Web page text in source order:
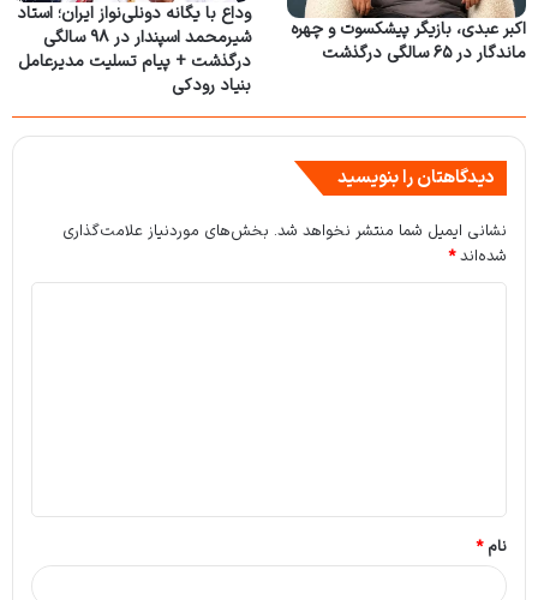
اکبر عبدی، بازیگر پیشکسوت و چهره
ماندگار در ۶۵ سالگی درگذشت
وداع با یگانه دونلی‌نواز ایران؛ استاد
شیرمحمد اسپندار در ۹۸ سالگی
درگذشت + پیام تسلیت مدیرعامل
بنیاد رودکی
دیدگاهتان را بنویسید
نشانی ایمیل شما منتشر نخواهد شد. بخش‌های موردنیاز علامت‌گذاری
شده‌اند*
*
نام*